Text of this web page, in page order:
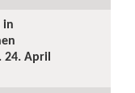
in
24. April